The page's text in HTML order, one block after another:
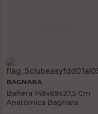
BAGNARA
Bañera 149x69x37,5 Cm
Anatómica Bagnara